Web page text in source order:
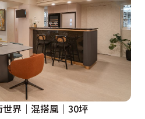
界｜混搭風｜30坪